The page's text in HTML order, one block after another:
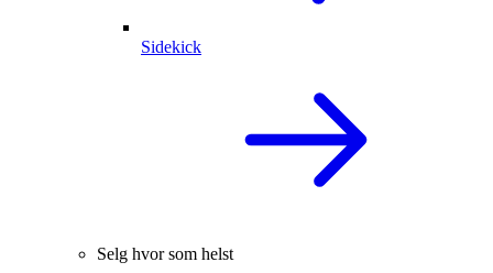
Sidekick
Selg hvor som helst